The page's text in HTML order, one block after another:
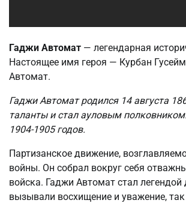
Гаджи Автомат — легендарная
Настоящее имя героя — Курбан
Автомат.
Гаджи Автомат родился 14 августа
таланты и стал ауловым
1904-1905 годов.
Партизанское движение,
войны. Он собрал вокруг себя
войска. Гаджи Автомат стал
вызывали восхищение и уважение,